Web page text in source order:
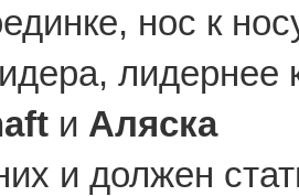
нос к
лидернее
и Аляска
и должен